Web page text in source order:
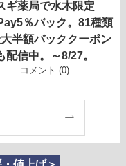
ギ薬局で水木限定
％バック。81種類
半額バッククーポン
配信中。～8/27。
コメント (0)